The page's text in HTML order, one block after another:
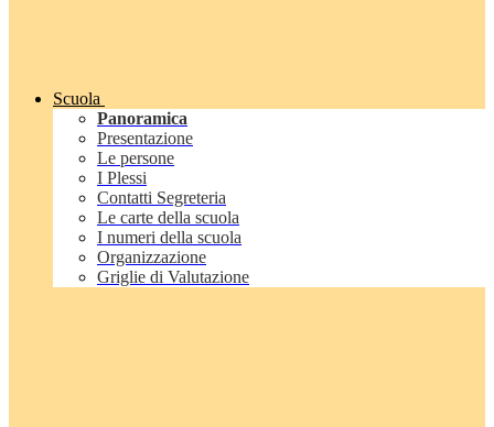
Scuola
Panoramica
Presentazione
Le persone
I Plessi
Contatti Segreteria
Le carte della scuola
I numeri della scuola
Organizzazione
Griglie di Valutazione